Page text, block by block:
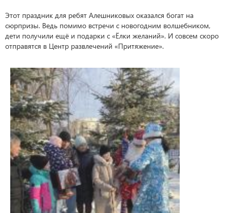
Этот праздник для ребят Алешниковых оказался богат на
сюрпризы. Ведь помимо встречи с новогодним волшебником,
дети получили ещё и подарки с «Ёлки желаний». И совсем скоро
отправятся в Центр развлечений «Притяжение».